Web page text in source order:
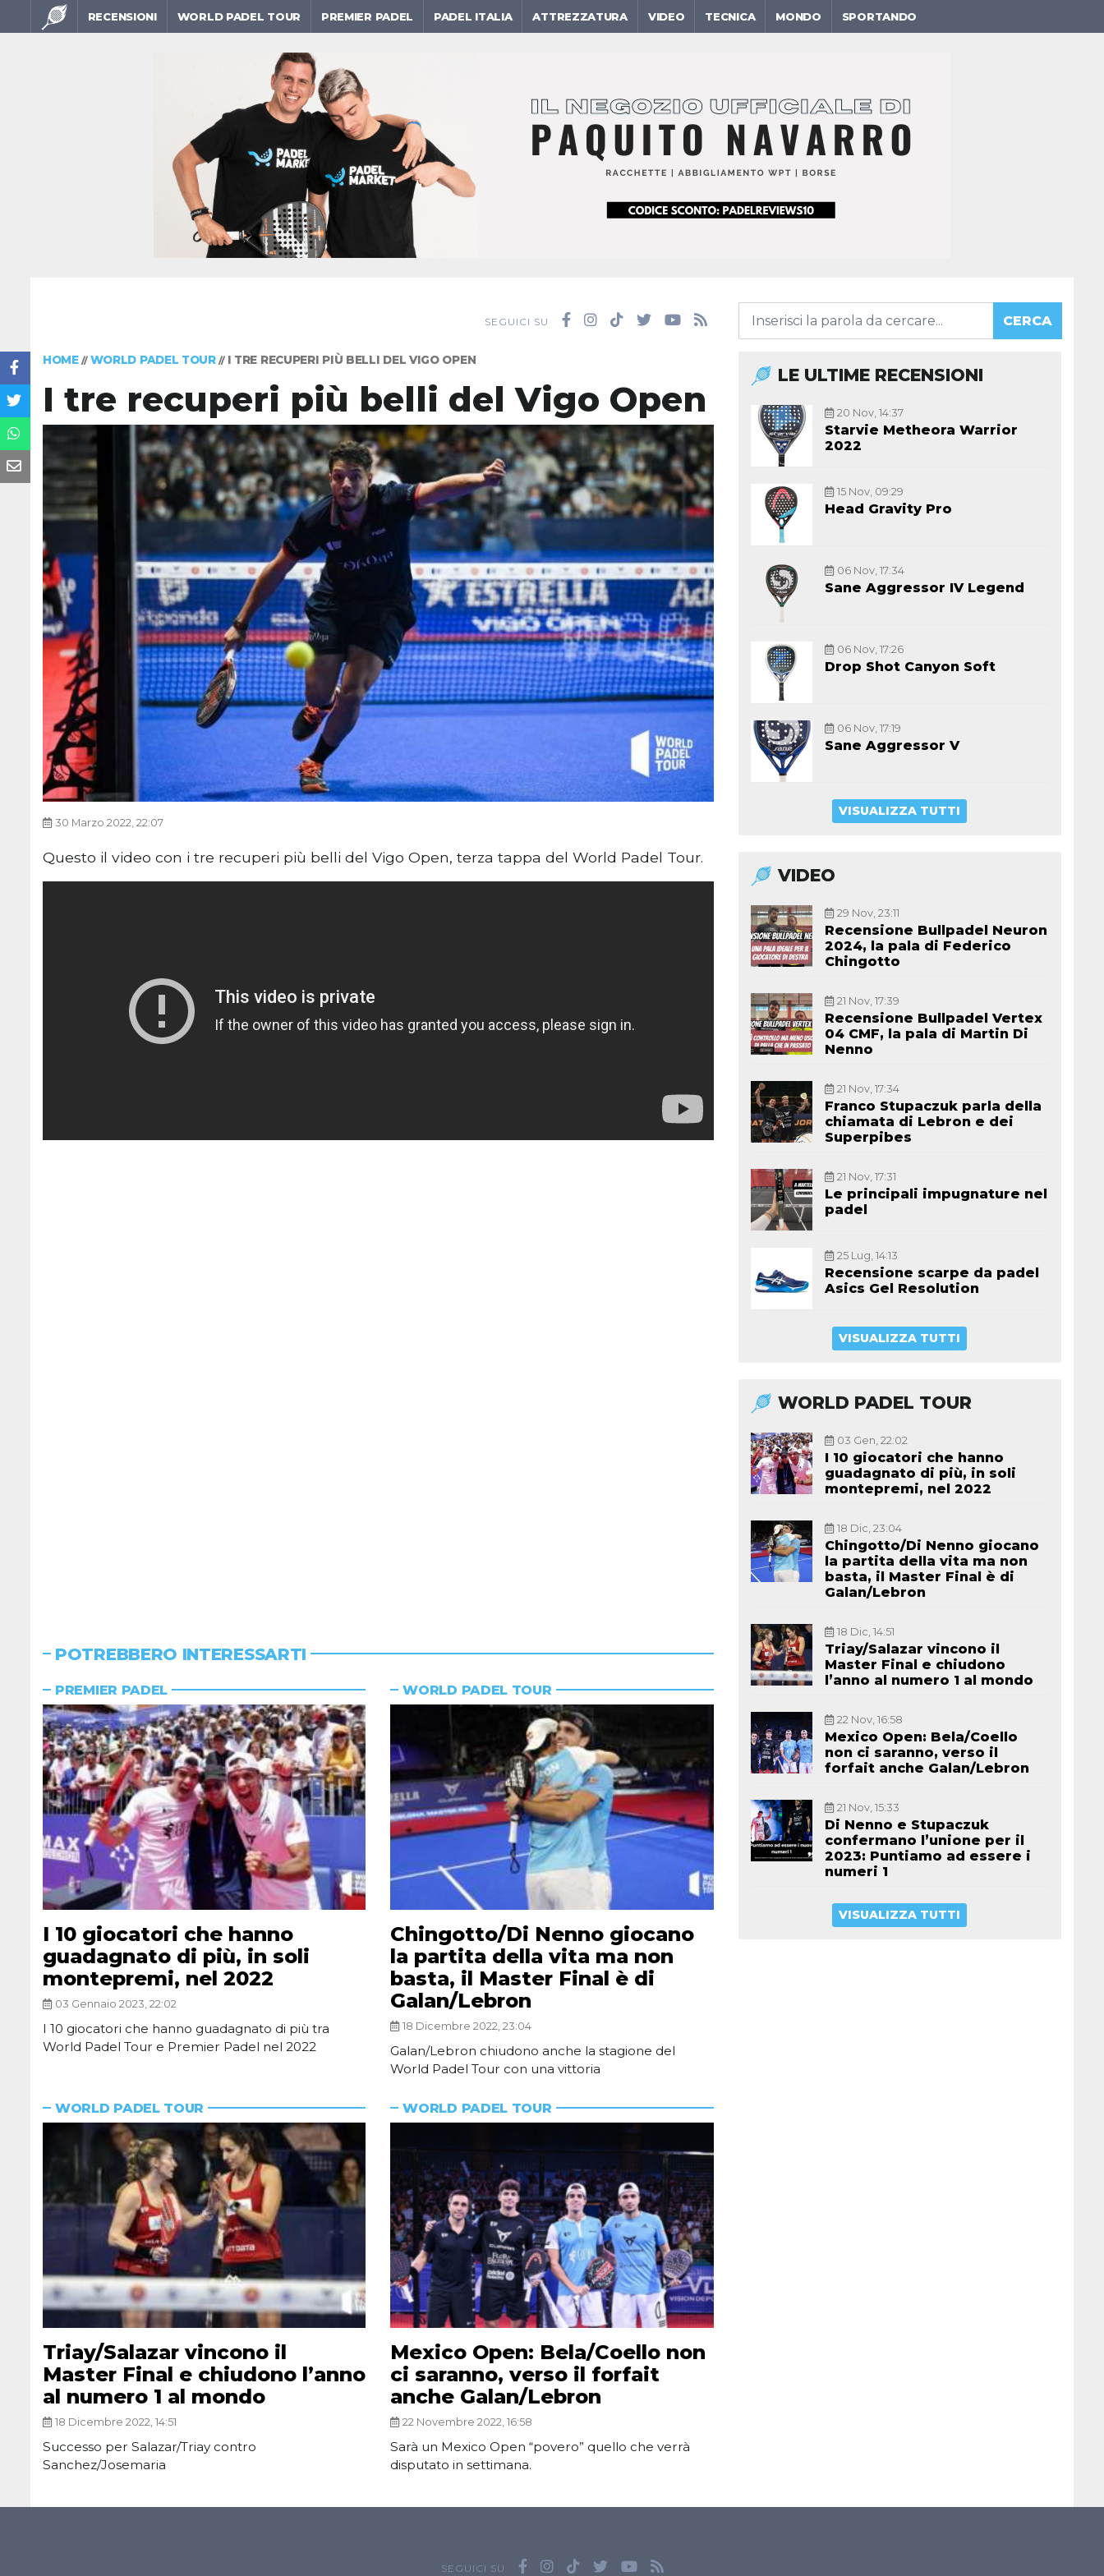
RECENSIONI WORLD PADEL TOUR PREMIER PADEL PADEL ITALIA ATTREZZATURA VIDEO TECNICA MONDO SPORTANDO
SEGUICI SU CERCA
HOME// WORLD PADEL TOUR// I TRE RECUPERI PIÙ BELLI DEL VIGO OPEN
I tre recuperi più belli del Vigo Open
30 Marzo 2022, 22:07
Questo il video con i tre recuperi più belli del Vigo Open, terza tappa del World Padel Tour.
POTREBBERO INTERESSARTI
PREMIER PADEL
I 10 giocatori che hanno
guadagnato di più, in soli
montepremi, nel 2022
03 Gennaio 2023, 22:02
I 10 giocatori che hanno guadagnato di più tra
World Padel Tour e Premier Padel nel 2022
WORLD PADEL TOUR
Chingotto/Di Nenno giocano
la partita della vita ma non
basta, il Master Final è di
Galan/Lebron
18 Dicembre 2022, 23:04
Galan/Lebron chiudono anche la stagione del
World Padel Tour con una vittoria
WORLD PADEL TOUR
Triay/Salazar vincono il
Master Final e chiudono l’anno
al numero 1 al mondo
18 Dicembre 2022, 14:51
Successo per Salazar/Triay contro
Sanchez/Josemaria
WORLD PADEL TOUR
Mexico Open: Bela/Coello non
ci saranno, verso il forfait
anche Galan/Lebron
22 Novembre 2022, 16:58
Sarà un Mexico Open “povero” quello che verrà
disputato in settimana.
LE ULTIME RECENSIONI
20 Nov, 14:37
Starvie Metheora Warrior
2022
15 Nov, 09:29
Head Gravity Pro
06 Nov, 17:34
Sane Aggressor IV Legend
06 Nov, 17:26
Drop Shot Canyon Soft
06 Nov, 17:19
Sane Aggressor V
VISUALIZZA TUTTI
VIDEO
29 Nov, 23:11
Recensione Bullpadel Neuron
2024, la pala di Federico
Chingotto
21 Nov, 17:39
Recensione Bullpadel Vertex
04 CMF, la pala di Martin Di
Nenno
21 Nov, 17:34
Franco Stupaczuk parla della
chiamata di Lebron e dei
Superpibes
21 Nov, 17:31
Le principali impugnature nel
padel
25 Lug, 14:13
Recensione scarpe da padel
Asics Gel Resolution
VISUALIZZA TUTTI
WORLD PADEL TOUR
03 Gen, 22:02
I 10 giocatori che hanno
guadagnato di più, in soli
montepremi, nel 2022
18 Dic, 23:04
Chingotto/Di Nenno giocano
la partita della vita ma non
basta, il Master Final è di
Galan/Lebron
18 Dic, 14:51
Triay/Salazar vincono il
Master Final e chiudono
l’anno al numero 1 al mondo
22 Nov, 16:58
Mexico Open: Bela/Coello
non ci saranno, verso il
forfait anche Galan/Lebron
21 Nov, 15:33
Di Nenno e Stupaczuk
confermano l’unione per il
2023: Puntiamo ad essere i
numeri 1
VISUALIZZA TUTTI
SEGUICI SU